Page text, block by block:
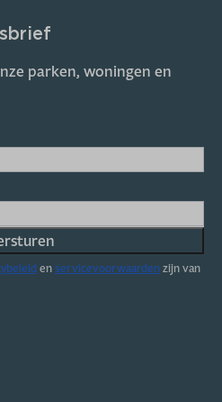
parken, woningen en
enservicevoorwaardenzijn van